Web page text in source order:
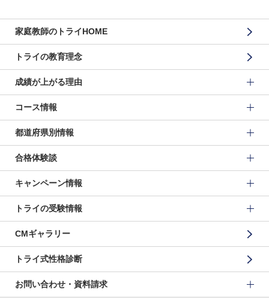
家庭教師のトライHOME
トライの教育理念
成績が上がる理由
コース情報
都道府県別情報
合格体験談
キャンペーン情報
トライの受験情報
CMギャラリー
トライ式性格診断
お問い合わせ・資料請求